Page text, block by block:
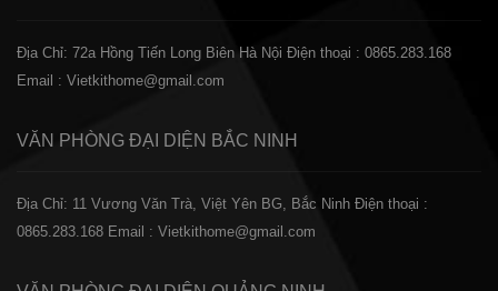
Địa Chỉ: 72a Hồng Tiến Long Biên Hà Nội Điện thoại : 0865.283.168
Email : Vietkithome@gmail.com
VĂN PHÒNG ĐẠI DIỆN BẮC NINH
Địa Chỉ: 11 Vương Văn Trà, Việt Yên BG, Bắc Ninh Điện thoại :
0865.283.168 Email : Vietkithome@gmail.com